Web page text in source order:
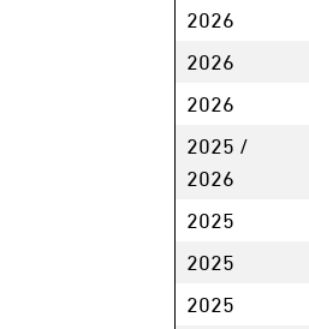
2026
2026
2026
2025 /
2026
2025
2025
2025